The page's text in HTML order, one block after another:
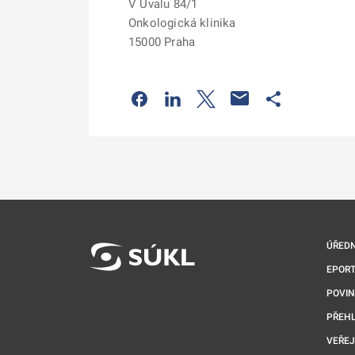
V Úvalu 84/1
Onkologická klinika
15000 Praha
Odkaz se otevře na nové kartě
Odkaz se otevře na nové
Odkaz se otevře na